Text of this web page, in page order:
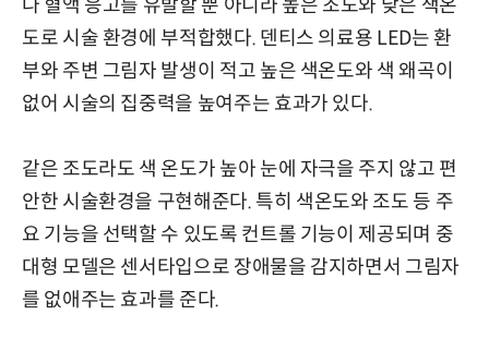
나 혈액 응고를 유발할 뿐 아니라 높은 조도와 낮은 색온
도로 시술 환경에 부적합했다. 덴티스 의료용 LED는 환
부와 주변 그림자 발생이 적고 높은 색온도와 색 왜곡이
없어 시술의 집중력을 높여주는 효과가 있다.
같은 조도라도 색 온도가 높아 눈에 자극을 주지 않고 편
안한 시술환경을 구현해준다. 특히 색온도와 조도 등 주
요 기능을 선택할 수 있도록 컨트롤 기능이 제공되며 중
대형 모델은 센서타입으로 장애물을 감지하면서 그림자
를 없애주는 효과를 준다.